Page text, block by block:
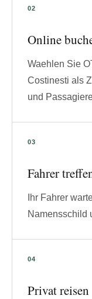
Online
Waehlen Sie
Costinesti als
und
Fahrer
Ihr Fahrer
Namensschild
Privat reisen